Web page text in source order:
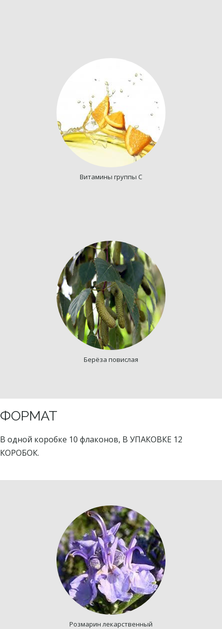
Витамины группы С
Берёза повислая
ФОРМАТ
В одной коробке 10 флаконов, В УПАКОВКЕ 12
КОРОБОК.
Розмарин лекарственный